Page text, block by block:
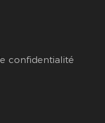
confidentialité